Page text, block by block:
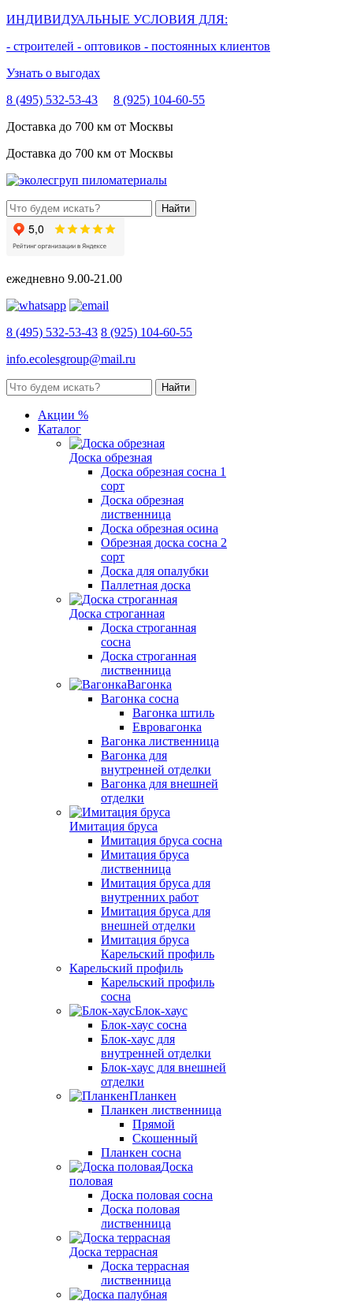
ИНДИВИДУАЛЬНЫЕ УСЛОВИЯ ДЛЯ:
- строителей - оптовиков - постоянных клиентов
Узнать о выгодах
8 (495) 532-53-43
8 (925) 104-60-55
Доставка до 700 км от Москвы
Доставка до 700 км от Москвы
ежедневно 9.00-21.00
8 (495) 532-53-43 8 (925) 104-60-55
info.ecolesgroup@mail.ru
Акции %
Каталог
Доска обрезная
Доска обрезная сосна 1
сорт
Доска обрезная
лиственница
Доска обрезная осина
Обрезная доска сосна 2
сорт
Доска для опалубки
Паллетная доска
Доска строганная
Доска строганная
сосна
Доска строганная
лиственница
Вагонка
Вагонка сосна
Вагонка штиль
Евровагонка
Вагонка лиственница
Вагонка для
внутренней отделки
Вагонка для внешней
отделки
Имитация бруса
Имитация бруса сосна
Имитация бруса
лиственница
Имитация бруса для
внутренних работ
Имитация бруса для
внешней отделки
Имитация бруса
Карельский профиль
Карельский профиль
Карельский профиль
сосна
Блок-хаус
Блок-хаус сосна
Блок-хаус для
внутренней отделки
Блок-хаус для внешней
отделки
Планкен
Планкен лиственница
Прямой
Скошенный
Планкен сосна
Доска
половая
Доска половая сосна
Доска половая
лиственница
Доска террасная
Доска террасная
лиственница